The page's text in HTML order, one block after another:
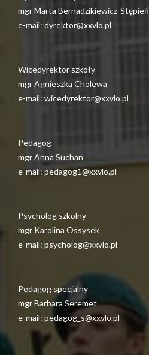
mgr Marta Bernadzikiewicz-Stępień
e-mail: dyrektor@xxvlo.pl
Wicedyrektor szkoły
mgr Agnieszka Cholewa
e-mail: wicedyrektor@xxvlo.pl
Pedagog
mgr Anna Suchan
e-mail: pedagog1@xxvlo.pl
Psycholog szkolny
mgr Karolina Ossysek
e-mail: psycholog@xxvlo.pl
Pedagog specjalny
mgr Barbara Seremet
e-mail: pedagog_s@xxvlo.pl